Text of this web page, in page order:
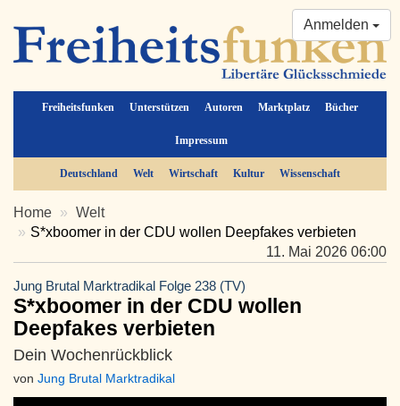
Freiheitsfunken Unterstützen Autoren Marktplatz Bücher
Impressum
Anmelden
Deutschland Welt Wirtschaft Kultur Wissenschaft
Home
Welt
S*xboomer in der CDU wollen Deepfakes verbieten
11. Mai 2026 06:00
Jung Brutal Marktradikal Folge 238 (TV)
S*xboomer in der CDU wollen
Deepfakes verbieten
Dein Wochenrückblick
von Jung Brutal Marktradikal